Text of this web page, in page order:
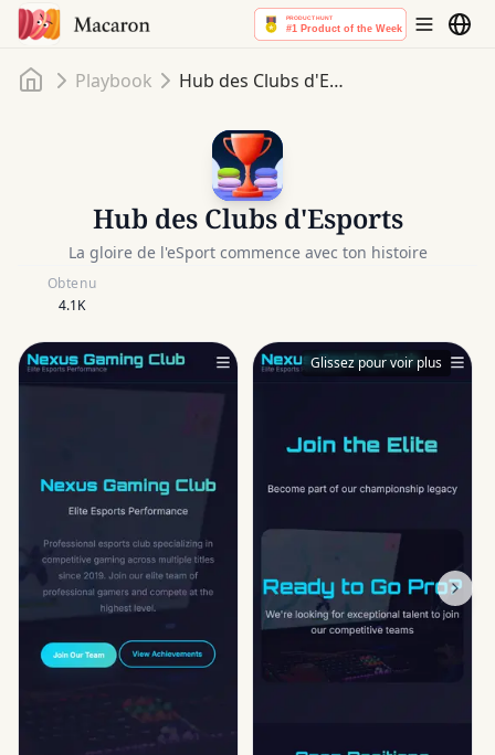
Accueil
Playbook Hub des Clubs d'Esports
Hub des Clubs d'Esports
La gloire de l'eSport commence avec ton histoire
Obtenu
4.1K
Glissez pour voir plus